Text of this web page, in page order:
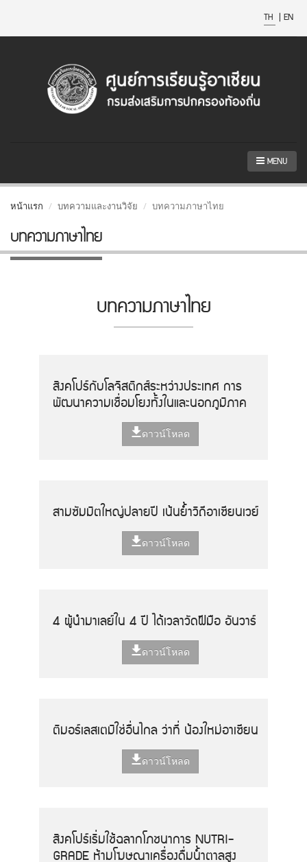
TH | EN
MENU
หน้าแรก บทความและงานวิจัย บทความภาษาไทย
บทความภาษาไทย
บทความภาษาไทย
สิงคโปร์กับโลจิสติกส์ระหว่างประเทศ การ
พัฒนาความเชื่อมโยงทั้งในและนอกภูมิภาค
ดาวน์โหลด
สามซัมมิตใหญ่ปลายปี เน้นย้ำวิถีอาเซียนเวย์
ดาวน์โหลด
4 ผู้นำมาเลย์ใน 4 ปี ได้เวลาวัดฝีมือ อันวาร์
ดาวน์โหลด
ติมอร์เลสเตมิใช่อื่นไกล ว่าที่ น้องใหม่อาเซียน
ดาวน์โหลด
สิงคโปร์เริ่มใช้ฉลากโภชนาการ NUTRI-
GRADE ห้ามโฆษณาเครื่องดื่มน้ำตาลสูง